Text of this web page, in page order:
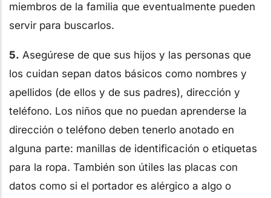
miembros de la familia que eventualmente pueden
servir para buscarlos.
5. Asegúrese de que sus hijos y las personas que
los cuidan sepan datos básicos como nombres y
apellidos (de ellos y de sus padres), dirección y
teléfono. Los niños que no puedan aprenderse la
dirección o teléfono deben tenerlo anotado en
alguna parte: manillas de identificación o etiquetas
para la ropa. También son útiles las placas con
datos como si el portador es alérgico a algo o